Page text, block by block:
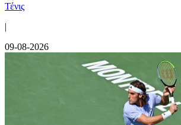
Τένις
|
09-08-2026